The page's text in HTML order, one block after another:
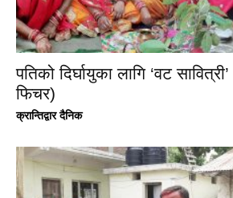
पतिको दिर्घायुका लागि ‘वट
फिचर)
क्रान्तिद्वार दैनिक